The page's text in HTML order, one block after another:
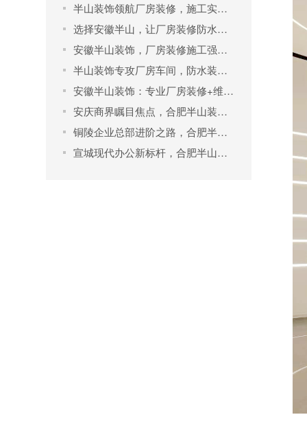
半山装饰领航厂房装修，施工实力防水无忧！
选择安徽半山，让厂房装修防水一步到位！
安徽半山装饰，厂房装修施工强防水更出色！
半山装饰专攻厂房车间，防水装修施工首屈一指！
安徽半山装饰：专业厂房装修+维修+防水一站式解决方案！
安庆商界瞩目焦点，合肥半山装饰缔造高端办公楼设计传奇
铜陵企业总部进阶之路，合肥半山装饰雕琢高端办公空间
宣城现代办公新标杆，合肥半山装饰演绎高端装修艺术